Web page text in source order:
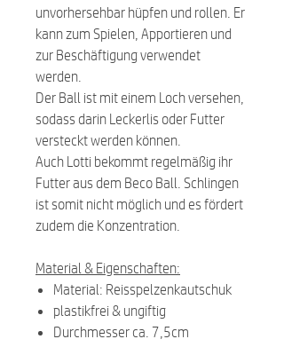
unvorhersehbar hüpfen und rollen. Er
kann zum Spielen, Apportieren und
zur Beschäftigung verwendet
werden.
Der Ball ist mit einem Loch versehen,
sodass darin Leckerlis oder Futter
versteckt werden können.
Auch Lotti bekommt regelmäßig ihr
Futter aus dem Beco Ball. Schlingen
ist somit nicht möglich und es fördert
zudem die Konzentration.
Material & Eigenschaften:
Material: Reisspelzenkautschuk
plastikfrei & ungiftig
Durchmesser ca. 7,5cm